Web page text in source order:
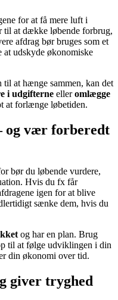
for at få mere luft i
til at dække løbende forbrug,
afdrag bør bruges som et
at udskyde økonomiske
at hænge sammen, kan det
i udgifterne elleromlægge
at forlænge løbetiden.
og vær forberedt
bør du løbende vurdere,
Hvis du fx får
igen for at blive
sænke dem, hvis du
og har en plan. Brug
til at følge udviklingen i din
din økonomi over tid.
giver tryghed